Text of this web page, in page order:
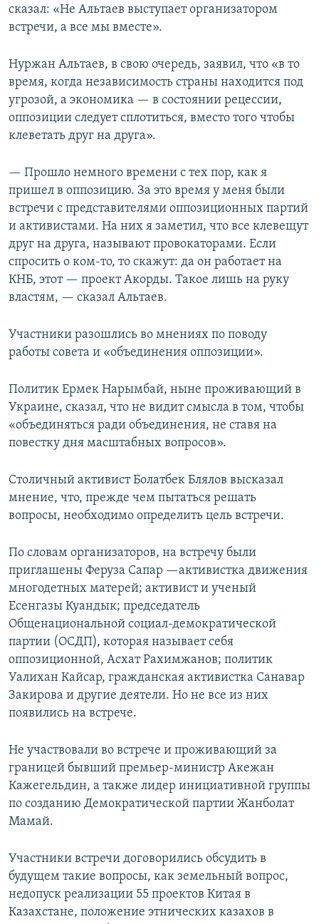
сказал: «Не Альтаев выступает организатором
встречи, а все мы вместе».
Нуржан Альтаев, в свою очередь, заявил, что «в то
время, когда независимость страны находится под
угрозой, а экономика — в состоянии рецессии,
оппозиции следует сплотиться, вместо того чтобы
клеветать друг на друга».
— Прошло немного времени с тех пор, как я
пришел в оппозицию. За это время у меня были
встречи с представителями оппозиционных партий
и активистами. На них я заметил, что все клевещут
друг на друга, называют провокаторами. Если
спросить о ком-то, то скажут: да он работает на
КНБ, этот — проект Акорды. Такое лишь на руку
властям, — сказал Альтаев.
Участники разошлись во мнениях по поводу
работы совета и «объединения оппозиции».
Политик Ермек Нарымбай, ныне проживающий в
Украине, сказал, что не видит смысла в том, чтобы
«объединяться ради объединения, не ставя на
повестку дня масштабных вопросов».
Столичный активист Болатбек Блялов высказал
мнение, что, прежде чем пытаться решать
вопросы, необходимо определить цель встречи.
По словам организаторов, на встречу были
приглашены Феруза Сапар —активистка движения
многодетных матерей; активист и ученый
Есенгазы Куандык; председатель
Общенациональной социал-демократической
партии (ОСДП), которая называет себя
оппозиционной, Асхат Рахимжанов; политик
Уалихан Кайсар, гражданская активистка Санавар
Закирова и другие деятели. Но не все из них
появились на встрече.
Не участвовали во встрече и проживающий за
границей бывший премьер-министр Акежан
Кажегельдин, а также лидер инициативной группы
по созданию Демократической партии Жанболат
Мамай.
Участники встречи договорились обсудить в
будущем такие вопросы, как земельный вопрос,
недопуск реализации 55 проектов Китая в
Казахстане, положение этнических казахов в